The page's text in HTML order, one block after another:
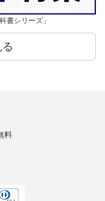
書シリーズ」
料